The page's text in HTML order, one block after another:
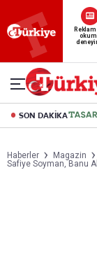
SON DAKİKA
Haberler
Magazin
Safiye Soyman, Banu